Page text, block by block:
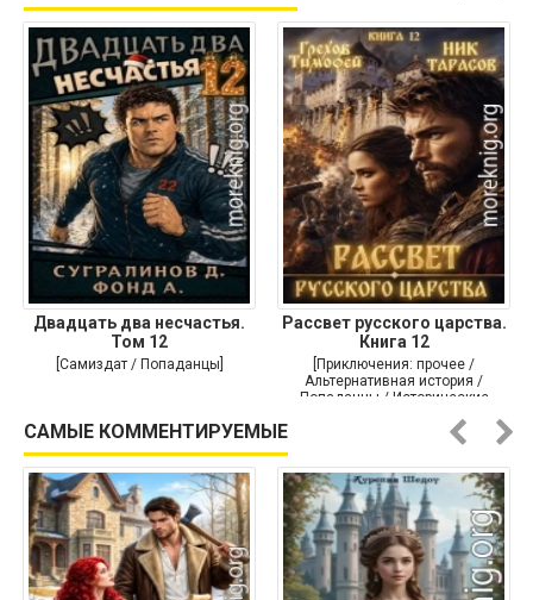
Двадцать два несчастья.
Том 12
[Самиздат / Попаданцы]
Рассвет русского царства.
Книга 12
[Приключения: прочее /
Альтернативная история /
Попаданцы / Исторические
САМЫЕ КОММЕНТИРУЕМЫЕ